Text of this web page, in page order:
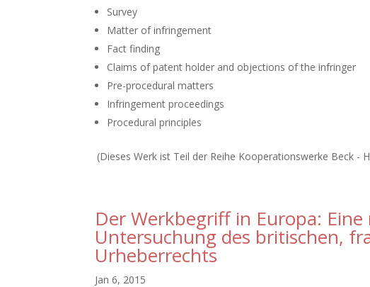
Survey
Matter of infringement
Fact finding
Claims of patent holder and objections of the infringer
Pre-procedural matters
Infringement proceedings
Procedural principles
(Dieses Werk ist Teil der Reihe Kooperationswerke Beck -
Der Werkbegriff in Europa:
Untersuchung des britischen,
Urheberrechts
Jan 6, 2015